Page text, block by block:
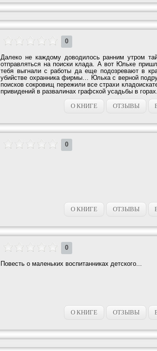
0
Далеко не каждому доводилось ранним утром
отправляться на поиски клада. А вот Юльке
тебя выгнали с работы да еще подозревают в
убийстве охранника фирмы… Юлька с верной
поисков сокровищ пережили все страхи
привидений в развалинах графской усадьбы в
О КНИГЕ
ОТЗЫВЫ
0
О КНИГЕ ОТЗЫВЫ
0
Повесть о маленьких воспитанниках детского...
О КНИГЕ ОТЗЫВЫ